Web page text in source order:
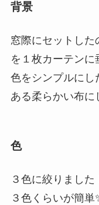
背景
窓際にセットし
を１枚カーテンに
色をシンプルにし
ある柔らかい布に
色
３色に絞りまし
３色くらいが簡単